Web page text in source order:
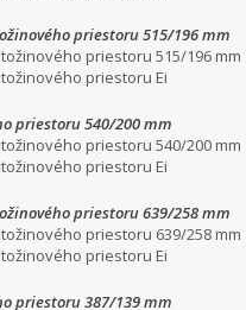
priestoru 515/196 mm
priestoru 515/196 mm
priestoru Ei
priestoru 540/200 mm
priestoru 540/200 mm
priestoru Ei
priestoru 639/258 mm
priestoru 639/258 mm
priestoru Ei
priestoru 387/139 mm